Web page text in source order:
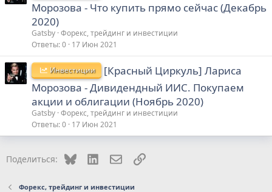
Морозова - Что купить прямо сейчас (Декабрь
2020)
Gatsby Форекс, трейдинг и инвестиции
Ответы 0 17 Июн 2021
Инвестиции
[Красный Циркуль] Лариса
Морозова - Дивидендный ИИС. Покупаем
акции и облигации (Ноябрь 2020)
Gatsby Форекс, трейдинг и инвестиции
Ответы 0 17 Июн 2021
Поделиться: Bluesky LinkedInЭлектронная почта
Ссылка
Форекс, трейдинг и инвестиции